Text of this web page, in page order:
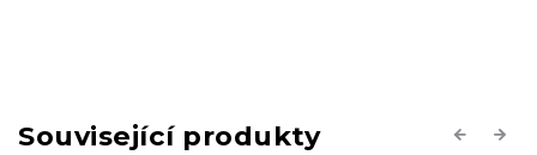
Související produkty Previous
Next